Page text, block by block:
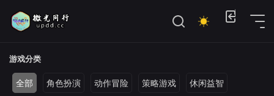
游戏分类
全部 角色扮演 动作冒险 策略游戏 休闲益智